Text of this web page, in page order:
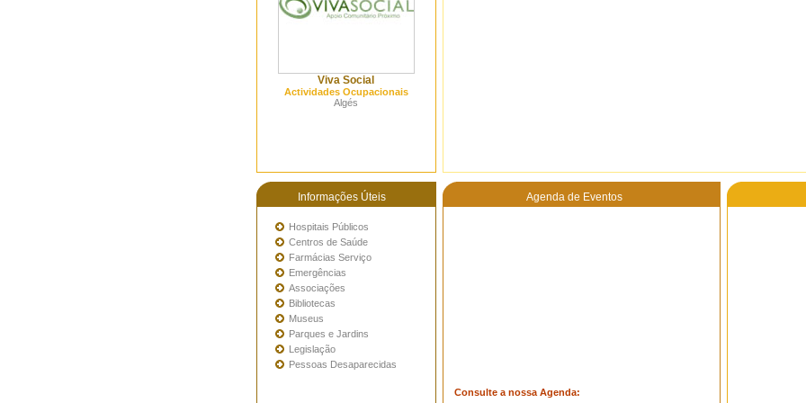
Viva Social
Actividades Ocupacionais
Algés
Informações Úteis Agenda de Eventos
Hospitais Públicos
Centros de Saúde
Farmácias Serviço
Emergências
Associações
Bibliotecas
Museus
Parques e Jardins
Legislação
Pessoas Desaparecidas
Consulte a nossa Agenda: